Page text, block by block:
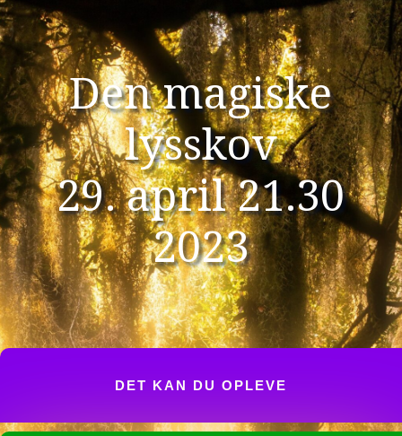
Den magiske
lysskov
29. april 21.30
2023
DET KAN DU OPLE­VE